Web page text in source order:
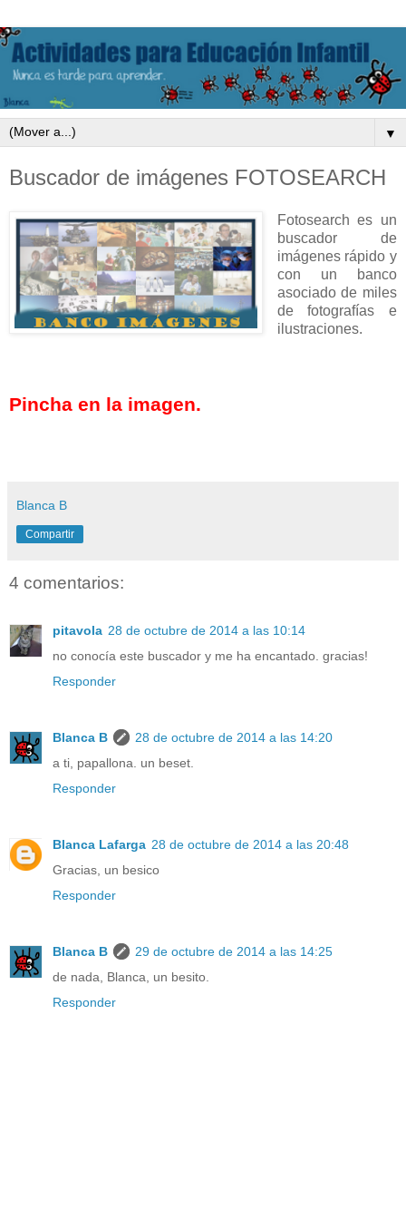
▼
Buscador de imágenes FOTOSEARCH
Fotosearch es un
buscador de
imágenes rápido y
con un banco
asociado de miles
de fotografías e
ilustraciones.
Pincha en la imagen.
Blanca B
Compartir
4 comentarios:
pitavola 28 de octubre de 2014 a las 10:14
no conocía este buscador y me ha encantado. gracias!
Responder
Blanca B
28 de octubre de 2014 a las 14:20
a ti, papallona. un beset.
Responder
Blanca Lafarga 28 de octubre de 2014 a las 20:48
Gracias, un besico
Responder
Blanca B
29 de octubre de 2014 a las 14:25
de nada, Blanca, un besito.
Responder